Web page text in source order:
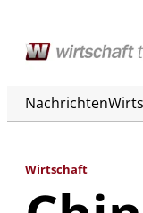
Nachrichten
Wirtschaft